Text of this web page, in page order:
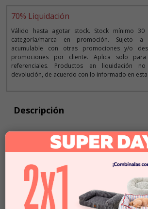
70% Liquidación
Válido hasta agotar stock. Stock mínimo
categoría/marca en promoción. Sujeto a
acumulable con otras promociones y/o
promociones por cliente. Aplica solo
referenciales. Productos en liquidación
devolución, de acuerdo con lo informado en
Descripción
Seleccionar Formato
Talla S/M
Talla L